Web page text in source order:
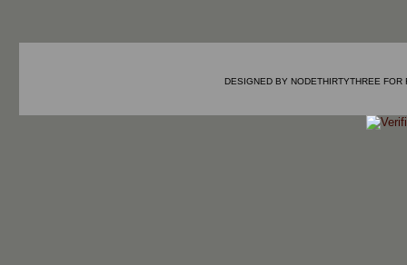
DESIGNED BY NODETHIRTYTHREE FOR